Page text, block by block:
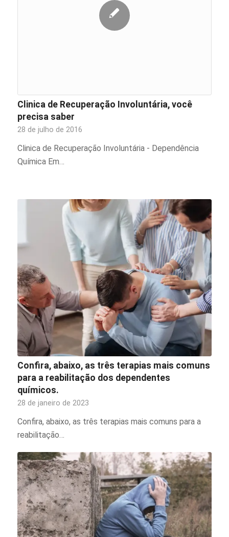
Clinica de Recuperação Involuntária, você
precisa saber
28 de julho de 2016
Clinica de Recuperação Involuntária - Dependência
Química Em…
Confira, abaixo, as três terapias mais comuns
para a reabilitação dos dependentes
químicos.
28 de janeiro de 2023
Confira, abaixo, as três terapias mais comuns para a
reabilitação…